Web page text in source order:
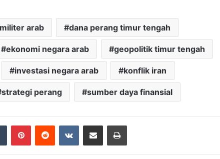
arab dana perang timur tengah
ekonomi negara arab geopolitik timur tengah
investasi negara arab konflik iran
strategi perang sumber daya finansial
Tumblr PinterestReddit VKontakteShare via Email Print